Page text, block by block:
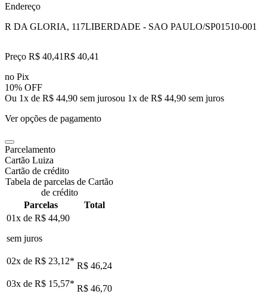
Endereço
R DA GLORIA, 117LIBERDADE - SAO PAULO/SP01510-001
Preço R$ 40,41R$ 40,41
no Pix
10% OFF
Ou 1x de R$ 44,90 sem jurosou 1x de R$ 44,90 sem juros
Ver opções de pagamento
Parcelamento
Cartão Luiza
Cartão de crédito
Tabela de parcelas de Cartão
de crédito
Parcelas
Total
01x de R$ 44,90
sem juros
02x de R$ 23,12* R$ 46,24
03x de R$ 15,57* R$ 46,70